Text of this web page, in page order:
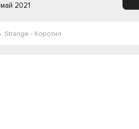
2021
Strange - Коротил